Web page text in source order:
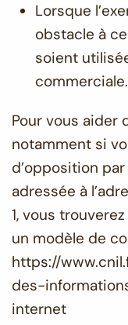
Lorsque
obstacle à
soient
commerciale.
Pour vous aider
notamment si
d’opposition
adressée à
1, vous
un modèle de
https://
des-
internet